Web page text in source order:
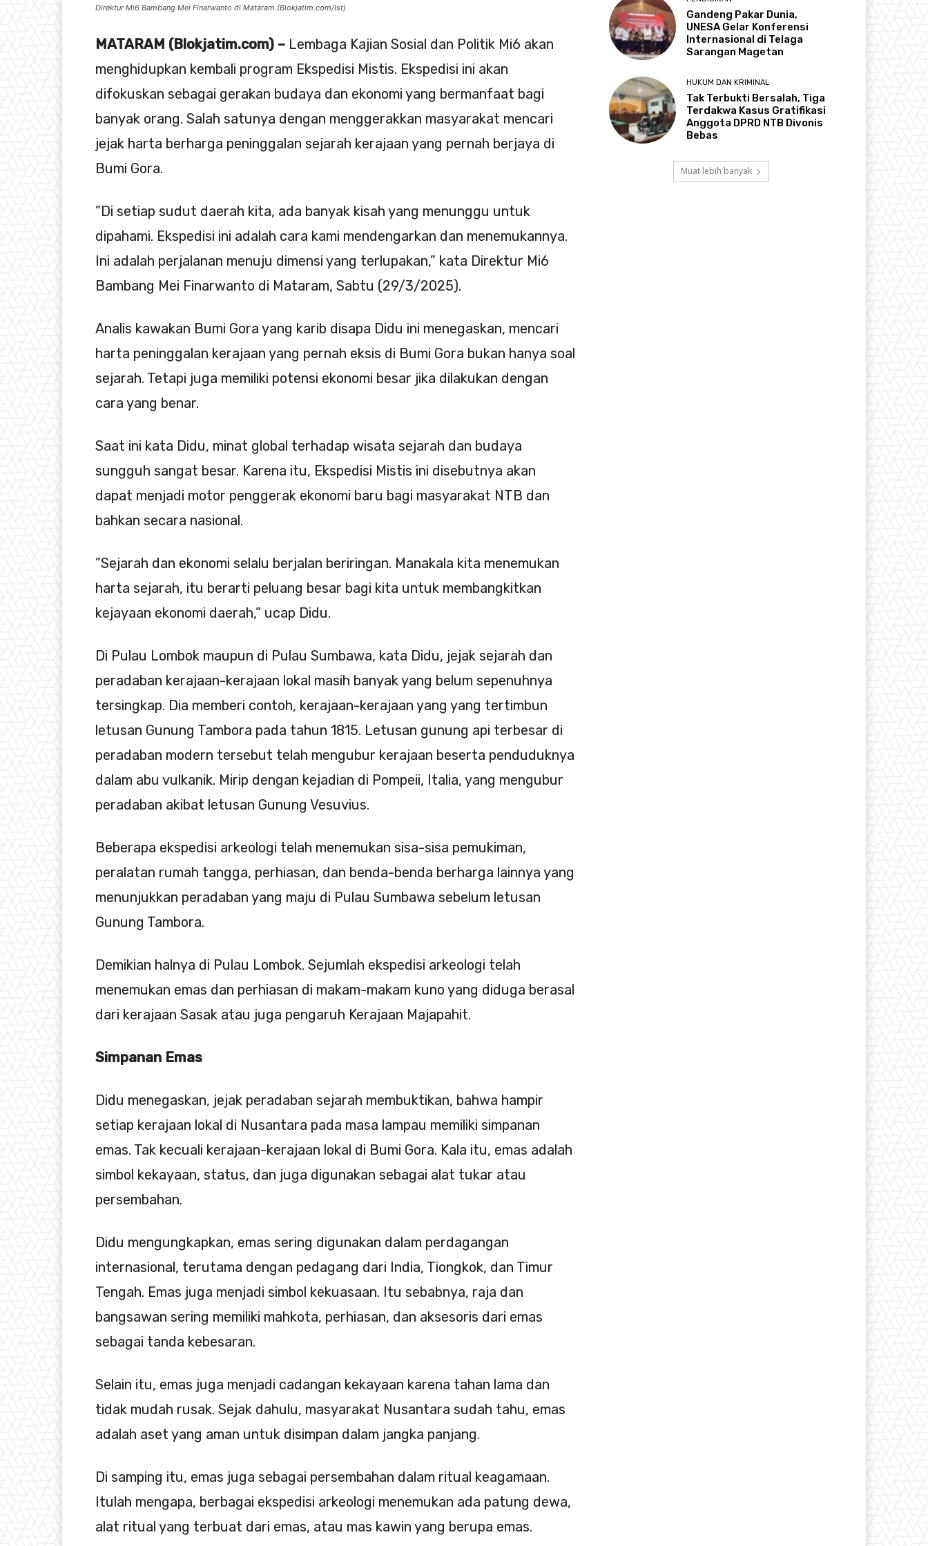
Direktur Mi6 Bambang Mei Finarwanto di Mataram.(Blokjatim.com/Ist)
MATARAM (Blokjatim.com) – Lembaga Kajian Sosial dan Politik Mi6 akan
menghidupkan kembali program Ekspedisi Mistis. Ekspedisi ini akan
difokuskan sebagai gerakan budaya dan ekonomi yang bermanfaat bagi
banyak orang. Salah satunya dengan menggerakkan masyarakat mencari
jejak harta berharga peninggalan sejarah kerajaan yang pernah berjaya di
Bumi Gora.
”Di setiap sudut daerah kita, ada banyak kisah yang menunggu untuk
dipahami. Ekspedisi ini adalah cara kami mendengarkan dan menemukannya.
Ini adalah perjalanan menuju dimensi yang terlupakan,” kata Direktur Mi6
Bambang Mei Finarwanto di Mataram, Sabtu (29/3/2025).
Analis kawakan Bumi Gora yang karib disapa Didu ini menegaskan, mencari
harta peninggalan kerajaan yang pernah eksis di Bumi Gora bukan hanya soal
sejarah. Tetapi juga memiliki potensi ekonomi besar jika dilakukan dengan
cara yang benar.
Saat ini kata Didu, minat global terhadap wisata sejarah dan budaya
sungguh sangat besar. Karena itu, Ekspedisi Mistis ini disebutnya akan
dapat menjadi motor penggerak ekonomi baru bagi masyarakat NTB dan
bahkan secara nasional.
”Sejarah dan ekonomi selalu berjalan beriringan. Manakala kita menemukan
harta sejarah, itu berarti peluang besar bagi kita untuk membangkitkan
kejayaan ekonomi daerah,” ucap Didu.
Di Pulau Lombok maupun di Pulau Sumbawa, kata Didu, jejak sejarah dan
peradaban kerajaan-kerajaan lokal masih banyak yang belum sepenuhnya
tersingkap. Dia memberi contoh, kerajaan-kerajaan yang yang tertimbun
letusan Gunung Tambora pada tahun 1815. Letusan gunung api terbesar di
peradaban modern tersebut telah mengubur kerajaan beserta penduduknya
dalam abu vulkanik. Mirip dengan kejadian di Pompeii, Italia, yang mengubur
peradaban akibat letusan Gunung Vesuvius.
Beberapa ekspedisi arkeologi telah menemukan sisa-sisa pemukiman,
peralatan rumah tangga, perhiasan, dan benda-benda berharga lainnya yang
menunjukkan peradaban yang maju di Pulau Sumbawa sebelum letusan
Gunung Tambora.
Demikian halnya di Pulau Lombok. Sejumlah ekspedisi arkeologi telah
menemukan emas dan perhiasan di makam-makam kuno yang diduga berasal
dari kerajaan Sasak atau juga pengaruh Kerajaan Majapahit.
Simpanan Emas
Didu menegaskan, jejak peradaban sejarah membuktikan, bahwa hampir
setiap kerajaan lokal di Nusantara pada masa lampau memiliki simpanan
emas. Tak kecuali kerajaan-kerajaan lokal di Bumi Gora. Kala itu, emas adalah
simbol kekayaan, status, dan juga digunakan sebagai alat tukar atau
persembahan.
Didu mengungkapkan, emas sering digunakan dalam perdagangan
internasional, terutama dengan pedagang dari India, Tiongkok, dan Timur
Tengah. Emas juga menjadi simbol kekuasaan. Itu sebabnya, raja dan
bangsawan sering memiliki mahkota, perhiasan, dan aksesoris dari emas
sebagai tanda kebesaran.
Selain itu, emas juga menjadi cadangan kekayaan karena tahan lama dan
tidak mudah rusak. Sejak dahulu, masyarakat Nusantara sudah tahu, emas
adalah aset yang aman untuk disimpan dalam jangka panjang.
Di samping itu, emas juga sebagai persembahan dalam ritual keagamaan.
Itulah mengapa, berbagai ekspedisi arkeologi menemukan ada patung dewa,
alat ritual yang terbuat dari emas, atau mas kawin yang berupa emas.
Gandeng Pakar Dunia,
UNESA Gelar Konferensi
Internasional di Telaga
Sarangan Magetan
HUKUM DAN KRIMINAL
Tak Terbukti Bersalah, Tiga
Terdakwa Kasus Gratifikasi
Anggota DPRD NTB Divonis
Bebas
Muat lebih banyak